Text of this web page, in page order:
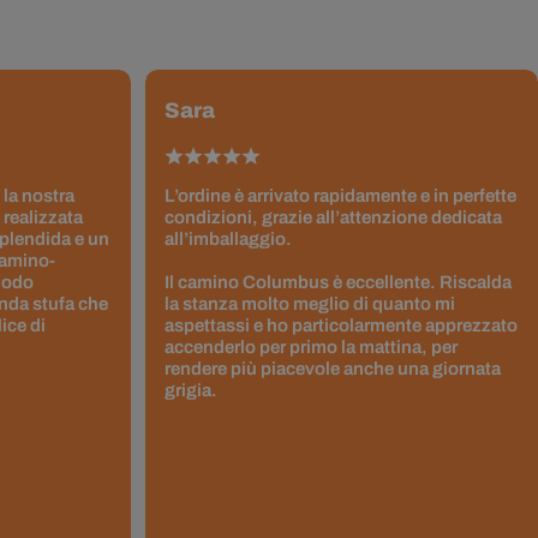
nostra
realizzata
e un
stufa che
di
Sara
L’ordine è arrivato rapidamente e in perfette
condizioni, grazie all’attenzione dedicata
all’imballaggio.
Il camino Columbus è eccellente. Riscalda
la stanza molto meglio di quanto mi
aspettassi e ho particolarmente apprezzato
accenderlo per primo la mattina, per
rendere più piacevole anche una giornata
grigia.